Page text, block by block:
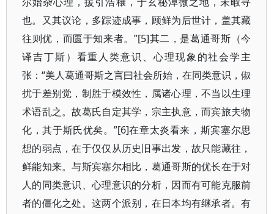
也。又其议论，多踪迹成事，顾鲜为后世计，盖其藏
往则优，而匮于知来者。”[5]其二，是葛通哥斯（今
译吉丁斯）看重人类意识、心理现象的社会学主
张：“美人葛通哥斯之言曰社会所始，在同类意识，俶
扰于差别觉，制胜于模效性，属诸心理，不当以生理
术语乱之。故葛氏自定其学，宗主执意，而宾旅夫物
化，其于斯氏优矣。”[6]在章太炎看来，斯宾塞尔思
想的弱点，在于仅仅从历史旧事出发，故只能藏往，
鲜能知来。与斯宾塞尔相比，葛通哥斯的优长在于对
人的同类意识、心理意识的分析，因而有可能克服前
者的僵化之处。这两个派别，在日本均有继承者。有